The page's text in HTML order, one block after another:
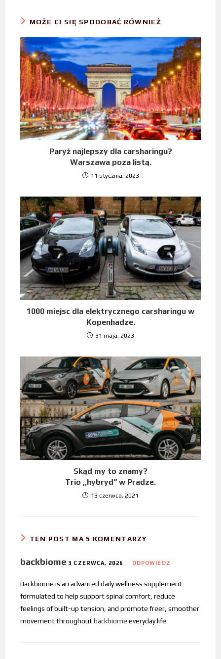
MOŻE CI SIĘ SPODOBAĆ RÓWNIEŻ
Paryż najlepszy dla carsharingu?
Warszawa poza listą.
11 stycznia, 2023
1000 miejsc dla elektrycznego carsharingu w
Kopenhadze.
31 maja, 2023
Skąd my to znamy?
Trio „hybryd” w Pradze.
13 czerwca, 2021
TEN POST MA 5 KOMENTARZY
backbiome 3 CZERWCA, 2026 ODPOWIEDZ
Backbiome is an advanced daily wellness supplement
formulated to help support spinal comfort, reduce
feelings of built-up tension, and promote freer, smoother
movement throughoutbackbiome everyday life.